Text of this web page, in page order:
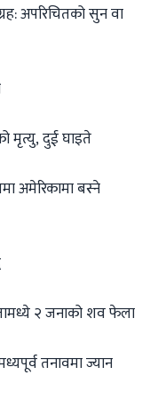
अपरिचितको सुन वा
मृत्यु, दुई घाइते
अमेरिकामा बस्ने
२ जनाको शव फेला
तनावमा ज्यान